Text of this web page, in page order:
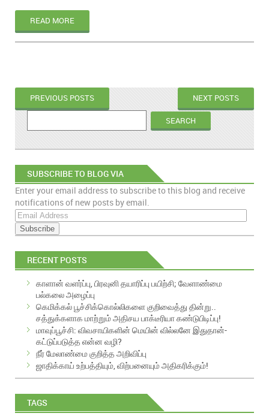
READ MORE
PREVIOUS POSTS NEXT POSTS
SUBSCRIBE TO BLOG VIA
EMAIL
Enter your email address to subscribe to this blog and receive
notifications of new posts by email.
E
m
a
i
A
RECENT POSTS
காளான் வளர்ப்பு, பிரவுனி தயாரிப்பு பயிற்சி; வேளாண்மை
பல்கலை அழைப்பு
கெமிக்கல் பூச்சிக்கொல்லிகளை குறிவைத்து தின்று..
சத்துக்களாக மாற்றும் அதிசய பாக்டீரியா கண்டுபிடிப்பு!
மாவுப்பூச்சி: விவசாயிகளின் மெயின் வில்லனே இதுதான்-
கட்டுப்படுத்த என்ன வழி?
நீர் மேலாண்மை குறித்த அறிவிப்பு
ஜாதிக்காய் உற்பத்தியும், விற்பனையும் அதிகரிக்கும்!
TAGS